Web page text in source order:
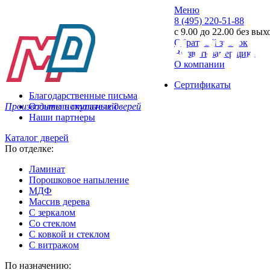
Производитель стальных дверей
Меню
8 (495) 220-51-88
с 9.00 до 22.00 без
Обратный звонок
Вызвать замерщика
О компании
Сертификаты
Благодарственные письма
Отзывы покупателей
Наши партнеры
Каталог дверей
По отделке:
Ламинат
Порошковое напыление
МДФ
Массив дерева
С зеркалом
Со стеклом
С ковкой и стеклом
С витражом
По назначению: